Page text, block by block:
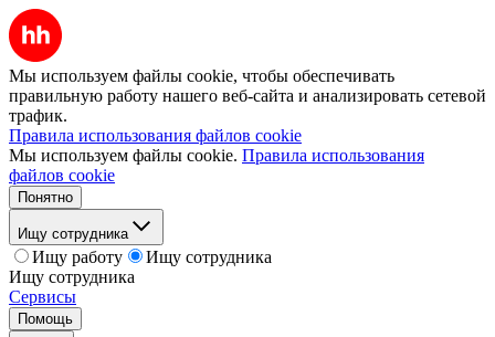
Мы используем файлы cookie, чтобы обеспечивать
правильную работу нашего веб-сайта и анализировать сетевой
трафик.
Правила использования файлов cookie
Мы используем файлы cookie. Правила использования
файлов cookie
Понятно
Ищу сотрудника
Ищу работу
Ищу сотрудника
Ищу сотрудника
Сервисы
Помощь